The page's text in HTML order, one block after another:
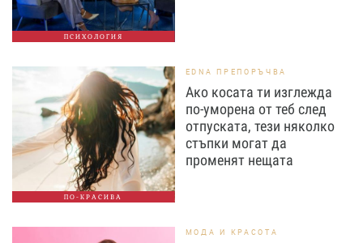
ПСИХОЛОГИЯ
ПО-КРАСИВА
EDNA ПРЕПОРЪЧВА
Ако косата ти изглежда
по-уморена от теб след
отпуската, тези няколко
стъпки могат да
променят нещата
МОДА И КРАСОТА